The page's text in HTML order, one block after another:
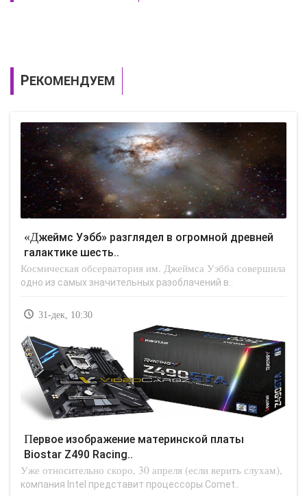
РЕКОМЕНДУЕМ
«Джеймс Уэбб» разглядел в огромной древней
галактике шесть..
Космическая обсерватория им. Джеймса Уэбба совершила
одно из самых значительных разоблачений в..
31-дек, 10:30
Первое изображение материнской платы
Biostar Z490 Racing..
Уже относительно скоро, 30 апреля (если верить слухам),
компания Intel представит процессоры Comet..